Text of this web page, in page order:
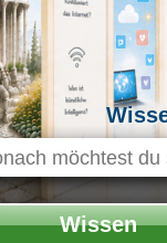
Wissen